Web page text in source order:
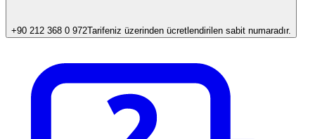
+90 212 368 0 972Tarifeniz üzerinden ücretlendirilen sabit numaradır.